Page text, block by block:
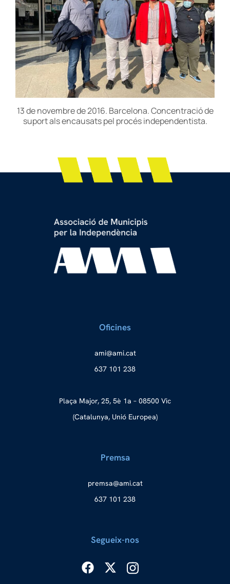
13 de novembre de 2016. Barcelona. Concentració de
suport als encausats pel procés independentista.
Oficines
tac.i
ma@im
a
637 101 238
Plaça Major, 25, 5è 1a – 08500 Vic
(Catalunya, Unió Europea)
Premsa
tac.i
ma@as
merp
637 101 238
Segueix-nos